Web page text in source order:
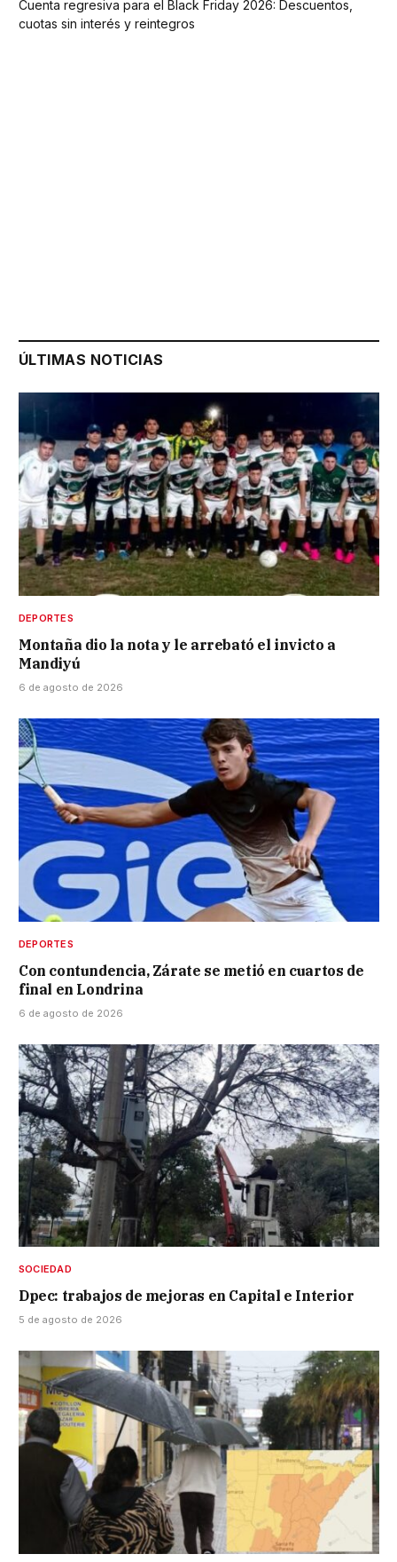
Cuenta regresiva para el Black Friday 2026: Descuentos,
cuotas sin interés y reintegros
ÚLTIMAS NOTICIAS
DEPORTES
Montaña dio la nota y le arrebató el invicto a
Mandiyú
6 de agosto de 2026
DEPORTES
Con contundencia, Zárate se metió en cuartos de
final en Londrina
6 de agosto de 2026
SOCIEDAD
Dpec: trabajos de mejoras en Capital e Interior
5 de agosto de 2026